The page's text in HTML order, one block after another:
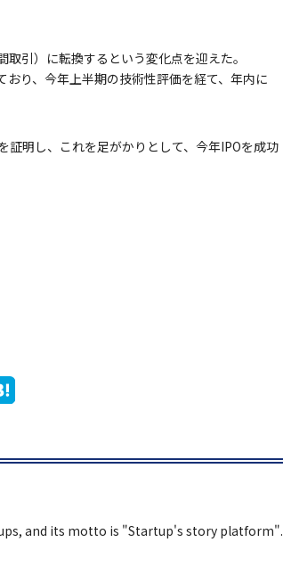
引）に転換するという変化点を迎えた。
り、今年上半期の技術性評価を経て、年内に
明し、これを足がかりとして、今年IPOを成功
and its motto is "Startup's story platform".